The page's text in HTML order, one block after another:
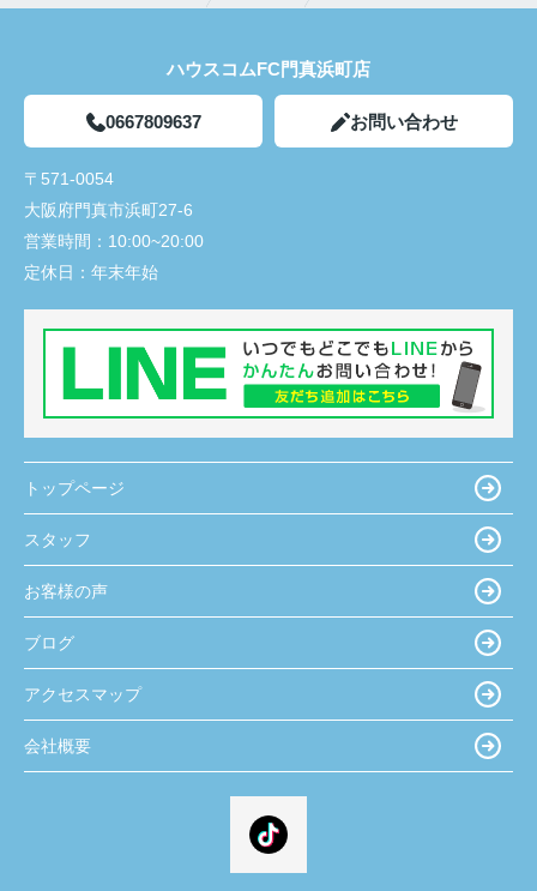
ハウスコムFC門真浜町店
0667809637 お問い合わせ
〒571-0054
大阪府門真市浜町27-6
営業時間： 10:00~20:00
定休日： 年末年始
トップページ
スタッフ
お客様の声
ブログ
アクセスマップ
会社概要